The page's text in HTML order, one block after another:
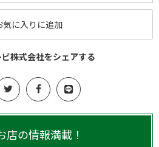
気に入りに追加
株式会社をシェアする
店の情報満載！